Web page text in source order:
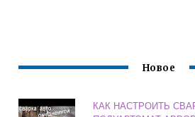
Новое
КАК НАСТРОИТЬ